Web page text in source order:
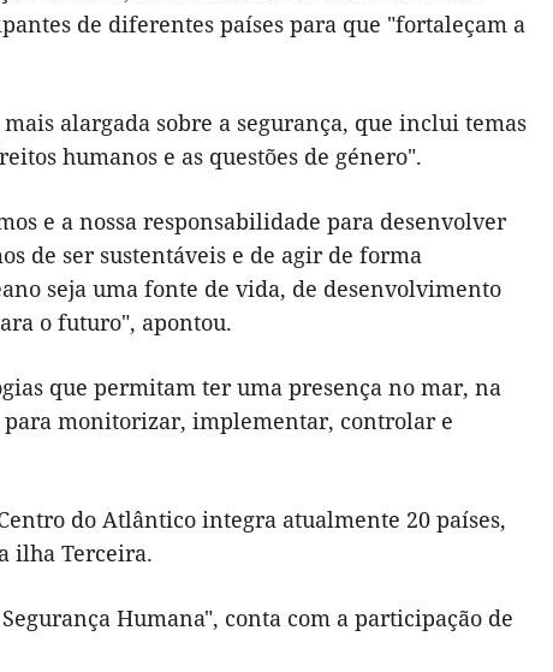
de diferentes países para que "fortaleçam a
alargada sobre a segurança, que inclui temas
humanos e as questões de género".
e a nossa responsabilidade para desenvolver
de ser sustentáveis e de agir de forma
seja uma fonte de vida, de desenvolvimento
o futuro", apontou.
que permitam ter uma presença no mar, na
para monitorizar, implementar, controlar e
do Atlântico integra atualmente 20 países,
ilha Terceira.
Humana", conta com a participação de